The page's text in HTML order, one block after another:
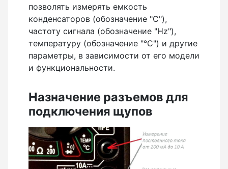
позволять измерять емкость
конденсаторов (обозначение "С"),
частоту сигнала (обозначение "Hz"),
температуру (обозначение "°C") и другие
параметры, в зависимости от его модели
и функциональности.
Назначение разъемов для
подключения щупов